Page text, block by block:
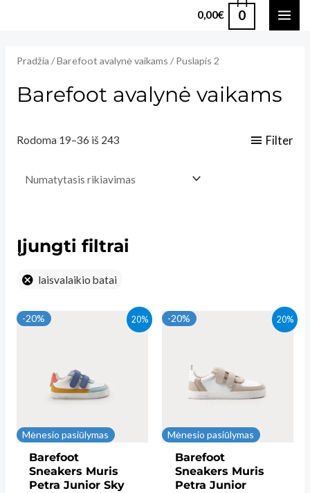
0,00€ 0
Pradžia /Barefoot avalynė vaikams / Puslapis 2
Barefoot avalynė vaikams
Rodoma 19–36 iš 243 Filter
Įjungti filtrai
laisvalaikio batai
20%
Mėnesio pasiūlymas
-20%
Barefoot
Sneakers Muris
Petra Junior Sky
20%
Mėnesio pasiūlymas
-20%
Barefoot
Sneakers Muris
Petra Junior